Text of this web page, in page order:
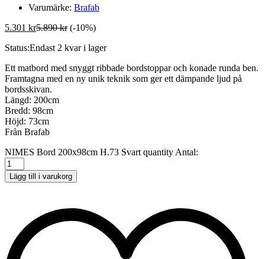
Varumärke: Brafab
5.301 kr5.890kr (-10%)
Status:Endast 2 kvar i lager
Ett matbord med snyggt ribbade bordstoppar och konade runda ben.
Framtagna med en ny unik teknik som ger ett dämpande ljud på
bordsskivan.
Längd: 200cm
Bredd: 98cm
Höjd: 73cm
Från Brafab
NIMES Bord 200x98cm H.73 Svart quantity Antal:
Lägg till i varukorg